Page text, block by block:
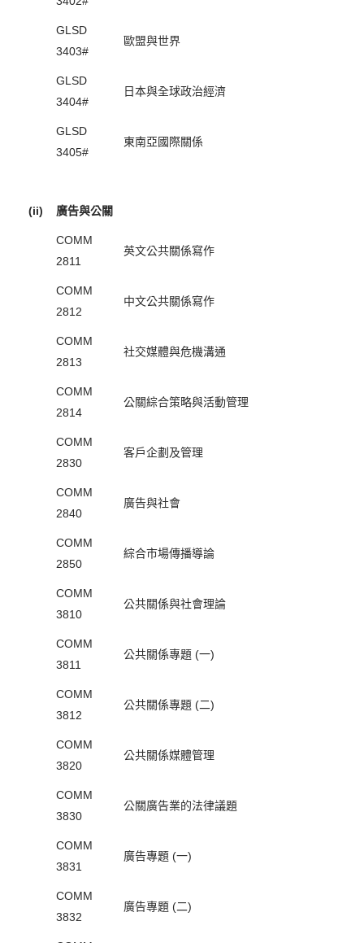
GLSD
3403#
歐盟與世界
GLSD
3404#
日本與全球政治經濟
GLSD
3405#
東南亞國際關係
(ii) 廣告與公關
COMM
2811
英文公共關係寫作
COMM
2812
中文公共關係寫作
COMM
2813
社交媒體與危機溝通
COMM
2814
公關綜合策略與活動管理
COMM
2830
客戶企劃及管理
COMM
2840
廣告與社會
COMM
2850
綜合市場傳播導論
COMM
3810
公共關係與社會理論
COMM
3811
公共關係專題 (一)
COMM
3812
公共關係專題 (二)
COMM
3820
公共關係媒體管理
COMM
3830
公關廣告業的法律議題
COMM
3831
廣告專題 (一)
COMM
3832
廣告專題 (二)